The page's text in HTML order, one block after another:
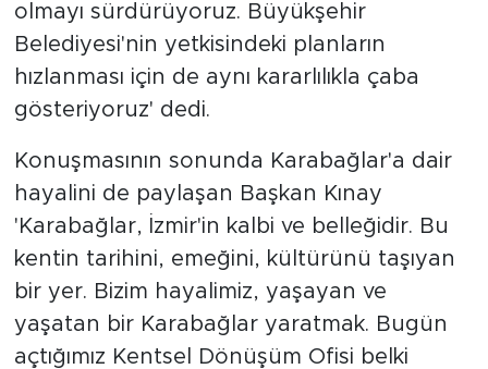
olmayı sürdürüyoruz. Büyükşehir
Belediyesi'nin yetkisindeki planların
hızlanması için de aynı kararlılıkla çaba
gösteriyoruz' dedi.
Konuşmasının sonunda Karabağlar'a dair
hayalini de paylaşan Başkan Kınay
'Karabağlar, İzmir'in kalbi ve belleğidir. Bu
kentin tarihini, emeğini, kültürünü taşıyan
bir yer. Bizim hayalimiz, yaşayan ve
yaşatan bir Karabağlar yaratmak. Bugün
açtığımız Kentsel Dönüşüm Ofisi belki